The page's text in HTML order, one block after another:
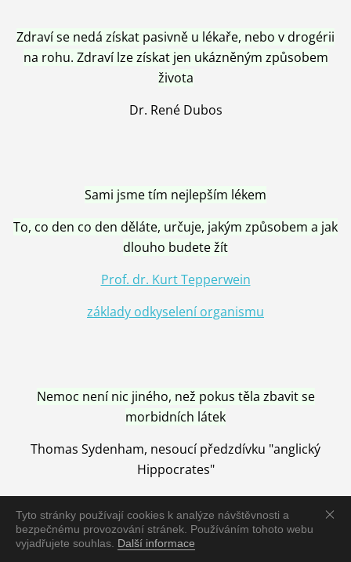
Tyto stránky používají cookies k analýze návštěvnosti a
bezpečnému provozování stránek. Používáním tohoto webu
vyjadřujete souhlas. Další informace
Zdraví se nedá získat pasivně u lékaře, nebo v drogérii
na rohu. Zdraví lze získat jen ukázněným způsobem
života
Dr. René Dubos
Sami jsme tím nejlepším lékem
To, co den co den děláte, určuje, jakým způsobem a jak
dlouho budete žít
Prof. dr. Kurt Tepperwein
základy odkyselení organismu
Nemoc není nic jiného, než pokus těla zbavit se
morbidních látek
Thomas Sydenham, nesoucí předzdívku "anglický
Hippocrates"
Nemoc je vyléčena jen pomocí Přírody, neutralizací a